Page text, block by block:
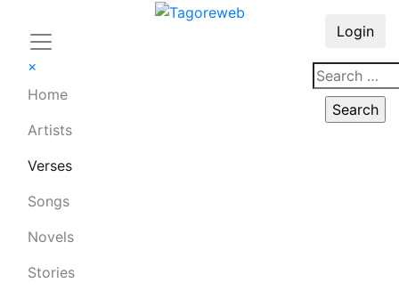
×
Home
Artists
Verses
Songs
Novels
Stories
Login